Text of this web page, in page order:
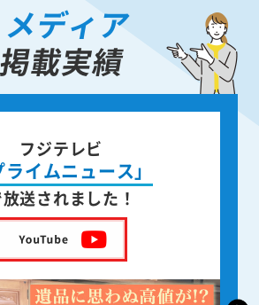
メディア
掲載実績
書籍出版
身近な人が
った後の遺品整理
を出版しました！